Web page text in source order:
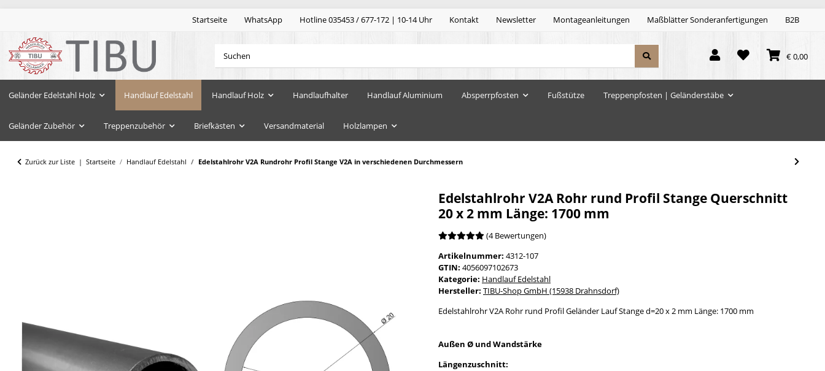
Startseite WhatsApp Hotline 035453 / 677-172 | 10-14 Uhr Kontakt Newsletter Montageanleitungen Maßblätter Sonderanfertigungen B2B
€ 0,00
Geländer Edelstahl Holz Handlauf Edelstahl Handlauf Holz Handlaufhalter Handlauf Aluminium Absperrpfosten Fußstütze Treppenpfosten | Geländerstäbe
Geländer Zubehör Treppenzubehör Briefkästen Versandmaterial Holzlampen
Zurück zur Liste Startseite Handlauf Edelstahl Edelstahlrohr V2A Rundrohr Profil Stange V2A in verschiedenen Durchmessern
Edelstahlrohr V2A Rohr rund Profil Stange Querschnitt
20 x 2 mm Länge: 1700 mm
(4 Bewertungen)
Artikelnummer: 4312-107
GTIN: 4056097102673
Kategorie: Handlauf Edelstahl
Hersteller: TIBU-Shop GmbH (15938 Drahnsdorf)
Edelstahlrohr V2A Rohr rund Profil Geländer Lauf Stange d=20 x 2 mm Länge: 1700 mm
Außen Ø und Wandstärke
Längenzuschnitt: